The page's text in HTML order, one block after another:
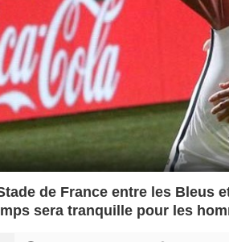
de France entre les Bleus
sera tranquille pour les